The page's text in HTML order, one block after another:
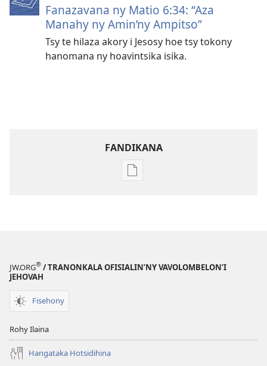
Fanazavana ny Matio 6:34: “Aza
Manahy ny Amin’ny Ampitso”
Tsy te hilaza akory i Jesosy hoe tsy tokony
hanomana ny hoavintsika isika.
FANDIKANA
Fandikana
JW.ORG® / TRANONKALA OFISIALIN’NY VAVOLOMBELON’I
JEHOVAH
Fisehony
Rohy Ilaina
Hangataka Hotsidihina